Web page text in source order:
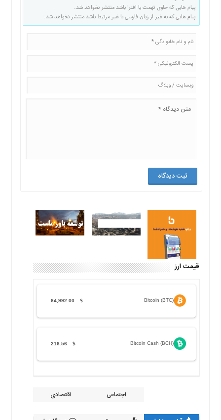
پیام هایی که حاوی تهمت یا افترا باشد منتشر نخواهد شد.
پیام هایی که به غیر از زبان فارسی یا غیر مرتبط باشد منتشر نخواهد شد.
قیمت ارز
Bitcoin (BTC)
$
64,992.00
Bitcoin Cash (BCH)
$
216.56
اجتماعی اقتصادی